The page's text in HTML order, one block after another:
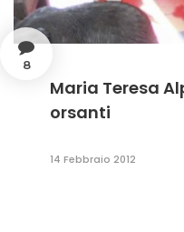
8
Maria Teresa
orsanti
14 Febbraio 2012